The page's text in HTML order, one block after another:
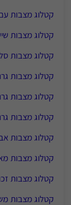
קטלוג מצבות
קטלוג מצבות
קטלוג מצבות
קטלוג מצבות
קטלוג מצבות
קטלוג מצבות
קטלוג מצבות
קטלוג מצבות
קטלוג מצבות
קטלוג מצבות